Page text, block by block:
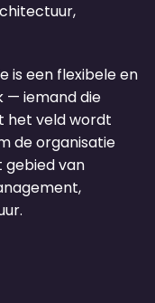
is een flexibele en
— iemand die
het veld wordt
de organisatie
gebied van